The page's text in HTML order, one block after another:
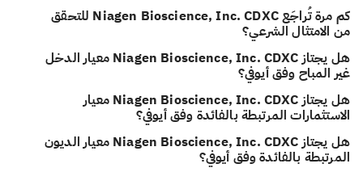
كم مرة تُراجَع Niagen Bioscience, Inc. CDXC للتحقق
من الامتثال الشرعي؟
هل يجتاز Niagen Bioscience, Inc. CDXC معيار الدخل
غير المباح وفق أيوفي؟
هل يجتاز Niagen Bioscience, Inc. CDXC معيار
الاستثمارات المرتبطة بالفائدة وفق أيوفي؟
هل يجتاز Niagen Bioscience, Inc. CDXC معيار الديون
المرتبطة بالفائدة وفق أيوفي؟